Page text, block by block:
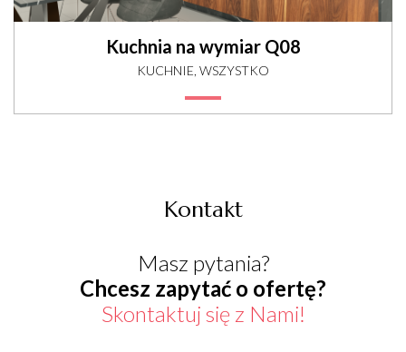
Kuchnia na wymiar Q08
KUCHNIE, WSZYSTKO
Kontakt
Masz pytania?
Chcesz zapytać o ofertę?
Skontaktuj się z Nami!